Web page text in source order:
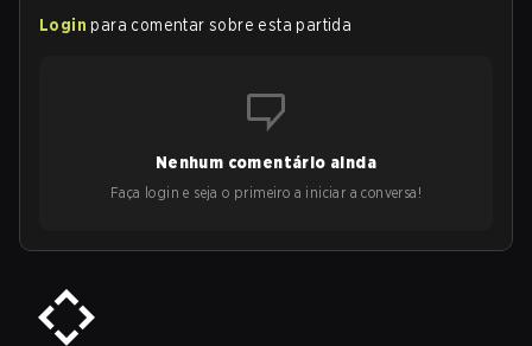
Login para comentar sobre esta partida
Nenhum comentário ainda
Faça login e seja o primeiro a iniciar a conversa!